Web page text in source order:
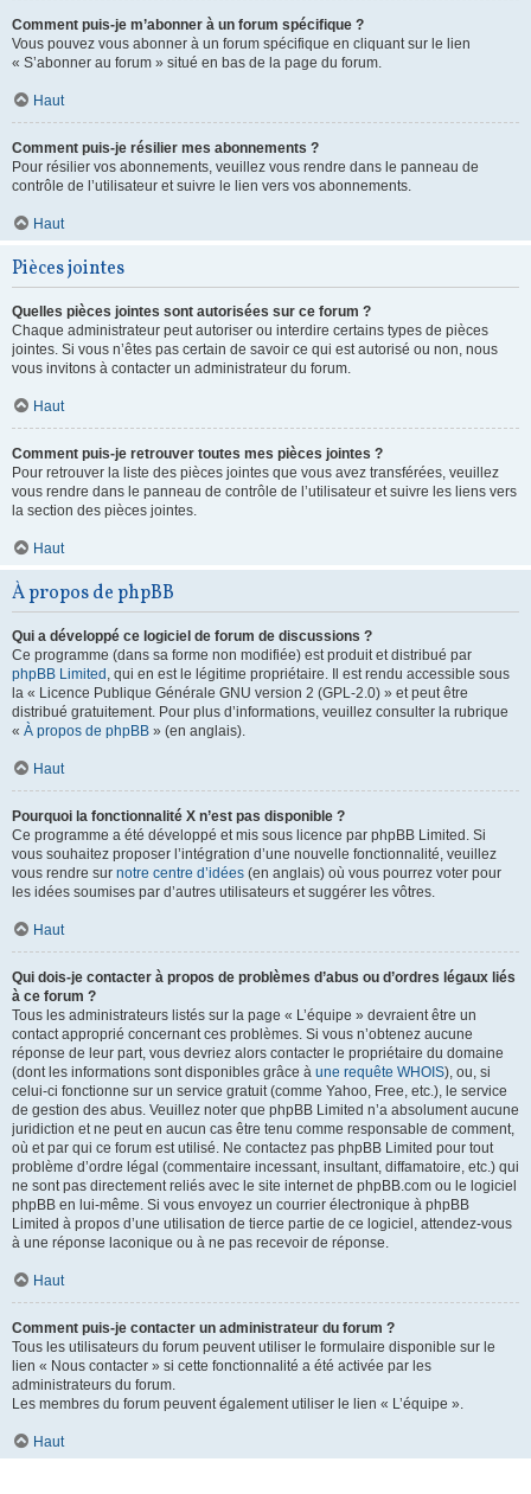
Comment puis-je m’abonner à un forum spécifique ?
Vous pouvez vous abonner à un forum spécifique en cliquant sur le lien
« S’abonner au forum » situé en bas de la page du forum.
Haut
Comment puis-je résilier mes abonnements ?
Pour résilier vos abonnements, veuillez vous rendre dans le panneau de
contrôle de l’utilisateur et suivre le lien vers vos abonnements.
Haut
Pièces jointes
Quelles pièces jointes sont autorisées sur ce forum ?
Chaque administrateur peut autoriser ou interdire certains types de pièces
jointes. Si vous n’êtes pas certain de savoir ce qui est autorisé ou non, nous
vous invitons à contacter un administrateur du forum.
Haut
Comment puis-je retrouver toutes mes pièces jointes ?
Pour retrouver la liste des pièces jointes que vous avez transférées, veuillez
vous rendre dans le panneau de contrôle de l’utilisateur et suivre les liens vers
la section des pièces jointes.
Haut
À propos de phpBB
Qui a développé ce logiciel de forum de discussions ?
Ce programme (dans sa forme non modifiée) est produit et distribué par
phpBB Limited , qui en est le légitime propriétaire. Il est rendu accessible sous
la « Licence Publique Générale GNU version 2 (GPL-2.0) » et peut être
distribué gratuitement. Pour plus d’informations, veuillez consulter la rubrique
« À propos de phpBB » (en anglais).
Haut
Pourquoi la fonctionnalité X n’est pas disponible ?
Ce programme a été développé et mis sous licence par phpBB Limited. Si
vous souhaitez proposer l’intégration d’une nouvelle fonctionnalité, veuillez
vous rendre sur notre centre d’idées (en anglais) où vous pourrez voter pour
les idées soumises par d’autres utilisateurs et suggérer les vôtres.
Haut
Qui dois-je contacter à propos de problèmes d’abus ou d’ordres légaux liés
à ce forum ?
Tous les administrateurs listés sur la page « L’équipe » devraient être un
contact approprié concernant ces problèmes. Si vous n’obtenez aucune
réponse de leur part, vous devriez alors contacter le propriétaire du domaine
(dont les informations sont disponibles grâce à une requête WHOIS), ou, si
celui-ci fonctionne sur un service gratuit (comme Yahoo, Free, etc.), le service
de gestion des abus. Veuillez noter que phpBB Limited n’a absolument aucune
juridiction et ne peut en aucun cas être tenu comme responsable de comment,
où et par qui ce forum est utilisé. Ne contactez pas phpBB Limited pour tout
problème d’ordre légal (commentaire incessant, insultant, diffamatoire, etc.) qui
ne sont pas directement reliés avec le site internet de phpBB.com ou le logiciel
phpBB en lui-même. Si vous envoyez un courrier électronique à phpBB
Limited à propos d’une utilisation de tierce partie de ce logiciel, attendez-vous
à une réponse laconique ou à ne pas recevoir de réponse.
Haut
Comment puis-je contacter un administrateur du forum ?
Tous les utilisateurs du forum peuvent utiliser le formulaire disponible sur le
lien « Nous contacter » si cette fonctionnalité a été activée par les
administrateurs du forum.
Les membres du forum peuvent également utiliser le lien « L’équipe ».
Haut